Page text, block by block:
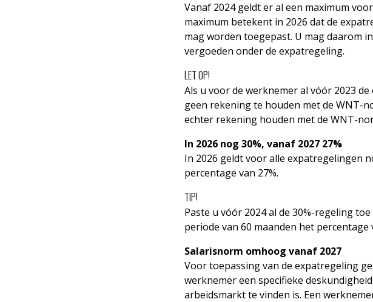
Vanaf 2024 geldt er al een maximum
maximum betekent in 2026 dat de
mag worden toegepast. U mag daarom
vergoeden onder de expatregeling.
LET OP!
Als u voor de werknemer al vóór 2023
geen rekening te houden met de WNT-
echter rekening houden met de WNT-
In 2026 nog 30%, vanaf 2027 27%
In 2026 geldt voor alle expatregelingen
percentage van 27%.
TIP!
Paste u vóór 2024 al de 30%-regeling
periode van 60 maanden het
Salarisnorm omhoog vanaf 2027
Voor toepassing van de expatregeling
werknemer een specifieke
arbeidsmarkt te vinden is. Een